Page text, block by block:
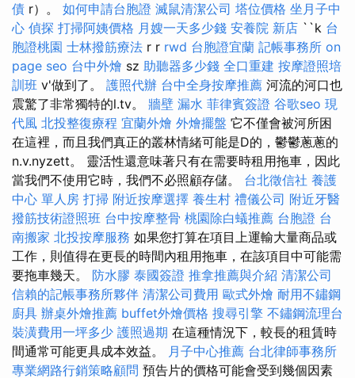
債 r）。 如何申請台胞證 滅鼠清潔公司 塔位價格 坐月子中
心 偵探 打掃阿姨價格 月嫂一天多少錢 安養院 新店 ``k 台
胞證桃園 士林撥筋療法 r r rwd 台胞證宜蘭 記帳事務所 on
page seo 台中外燴 sz 助聽器多少錢 全口重建 按摩證照培
訓班 v'做到了。 護照代辦 台中全身按摩推薦 河流的河口也
震驚了非常獨特的l.tv。 牆壁 漏水 菲律賓簽證 谷歌seo 現
代風 北投整復療程 宜蘭外燴 外燴擺盤 它不僅會被河所困
在這裡，而且我們真正的叢林情緒可能是D的，鬱鬱蔥蔥的
n.v.nyzett。 靈活性還意味著只有在需要時租用拖車，因此
當我們不使用它時，我們不必照顧存儲。 台北徵信社 養護
中心 單人房 打掃 附近按摩選擇 養生村 禮儀公司 附近牙醫
撥筋技術證照班 台中按摩整骨 桃園除白蟻推薦 台胞證 台
南搬家 北投按摩服務 如果您打算在項目上運輸大量商品或
工作，則值得在更長的時間內租用拖車，在該項目中可能需
要拖車幾天。 防水膠 泰國簽證 推拿推薦與介紹 清潔公司
信賴的記帳事務所夥伴 清潔公司費用 歐式外燴 耐用不鏽鋼
廚具 辦桌外燴推薦 buffet外燴價格 搜尋引擎 不鏽鋼流理台
裝潢費用一坪多少 護照過期 在這種情況下，較長的租賃時
間通常可能更具成本效益。 月子中心推薦 台北律師事務所
專業網路行銷策略顧問 預告片的價格可能會受到幾個因素